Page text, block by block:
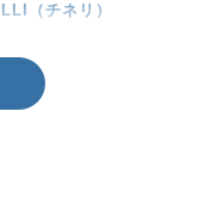
（チネリ）